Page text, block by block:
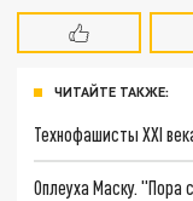
ЧИТАЙТЕ ТАКЖЕ:
Технофашисты XXI
Оплеуха Маску. "Пора